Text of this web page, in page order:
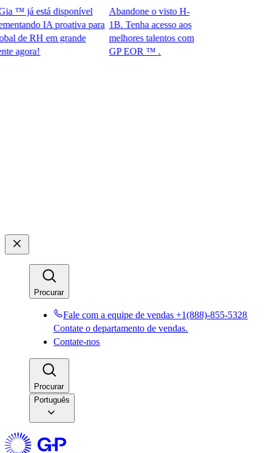
já está disponível
IA proativa para
RH em grande
Abandone o visto H-
1B. Tenha acesso aos
melhores talentos com
GP EOR ™ .​​
Procurar​​
Fale com a equipe de vendas +1(888)-855-5328​​
Contate o departamento de vendas.​​
Contate-nos​​
Procurar​​
Português